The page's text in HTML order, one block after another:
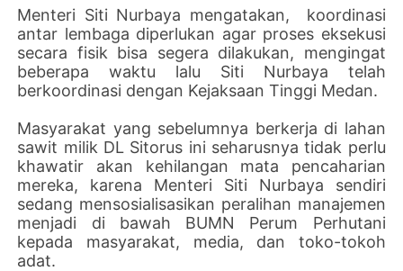
Menteri Siti Nurbaya mengatakan, koordinasi
antar lembaga diperlukan agar proses eksekusi
secara fisik bisa segera dilakukan, mengingat
beberapa waktu lalu Siti Nurbaya telah
berkoordinasi dengan Kejaksaan Tinggi Medan.
Masyarakat yang sebelumnya berkerja di lahan
sawit milik DL Sitorus ini seharusnya tidak perlu
khawatir akan kehilangan mata pencaharian
mereka, karena Menteri Siti Nurbaya sendiri
sedang mensosialisasikan peralihan manajemen
menjadi di bawah BUMN Perum Perhutani
kepada masyarakat, media, dan toko-tokoh
adat.